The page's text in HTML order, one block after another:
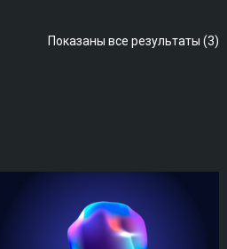
Показаны все результаты (3)